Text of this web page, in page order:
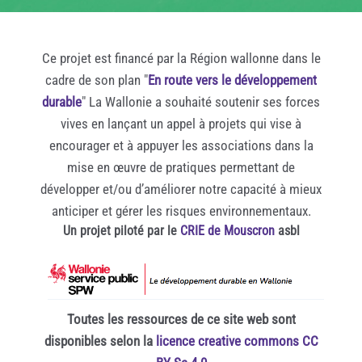
Ce projet est financé par la Région wallonne dans le
cadre de son plan "En route vers le développement
durable" La Wallonie a souhaité soutenir ses forces
vives en lançant un appel à projets qui vise à
encourager et à appuyer les associations dans la
mise en œuvre de pratiques permettant de
développer et/ou d’améliorer notre capacité à mieux
anticiper et gérer les risques environnementaux.
Un projet piloté par le CRIE de Mouscronasbl
Toutes les ressources de ce site web sont
disponibles selon la licence creative commons CC